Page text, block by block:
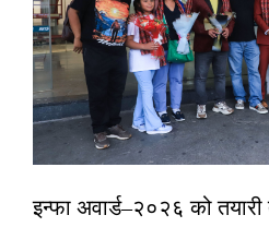
इन्फा अवार्ड–२०२६ को